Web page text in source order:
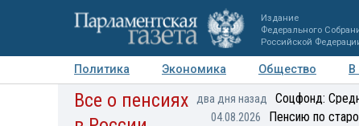
Издание
Федерального
Российской
Политика Экономика Общество
Авторы Персоны Мнения Регионы
Все о пенсиях
два дня назад Соцфонд:
04.08.2026 Пенсию по